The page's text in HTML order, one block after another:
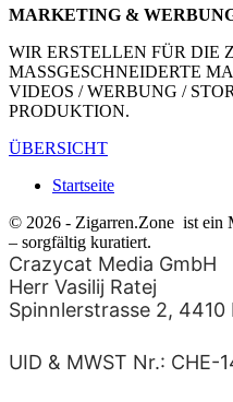
MARKETING &
WIR ERSTELLEN FÜR DIE
MASSGESCHNEIDERTE
VIDEOS / WERBUNG /
PRODUKTION.
ÜBERSICHT
Startseite
© 2026 - Zigarren.Zone ist ein
– sorgfältig kuratiert.
Crazycat Media GmbH
Herr Vasilij Ratej
Spinnlerstrasse 2, 4410
UID & MWST Nr.: CHE-